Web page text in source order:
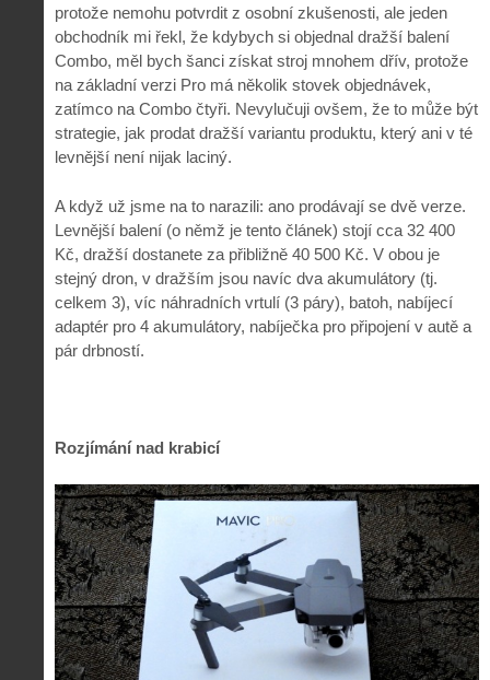
protože nemohu potvrdit z osobní zkušenosti, ale jeden
obchodník mi řekl, že kdybych si objednal dražší balení
Combo, měl bych šanci získat stroj mnohem dřív, protože
na základní verzi Pro má několik stovek objednávek,
zatímco na Combo čtyři. Nevylučuji ovšem, že to může být
strategie, jak prodat dražší variantu produktu, který ani v té
levnější není nijak laciný.
A když už jsme na to narazili: ano prodávají se dvě verze.
Levnější balení (o němž je tento článek) stojí cca 32 400
Kč, dražší dostanete za přibližně 40 500 Kč. V obou je
stejný dron, v dražším jsou navíc dva akumulátory (tj.
celkem 3), víc náhradních vrtulí (3 páry), batoh, nabíjecí
adaptér pro 4 akumulátory, nabíječka pro připojení v autě a
pár drbností.
Rozjímání nad krabicí